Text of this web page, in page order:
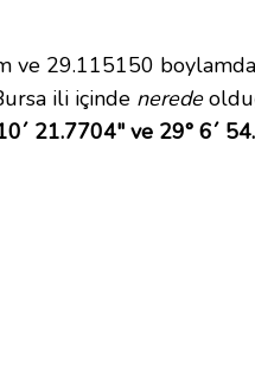
29.115150 boylamda
ili içinde nerede
21.7704" ve 29° 6´